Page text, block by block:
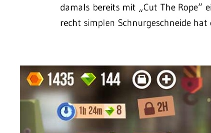
damals bereits mit „Cut The Rope“
recht simplen Schnurgeschneide